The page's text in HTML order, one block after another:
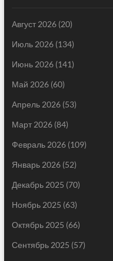
Август 2026(20)
Июль 2026(134)
Июнь 2026(141)
Май 2026(60)
Апрель 2026(53)
Март 2026(84)
Февраль 2026(109)
Январь 2026(52)
Декабрь 2025 (70)
Ноябрь 2025 (63)
Октябрь 2025 (66)
Сентябрь 2025 (57)